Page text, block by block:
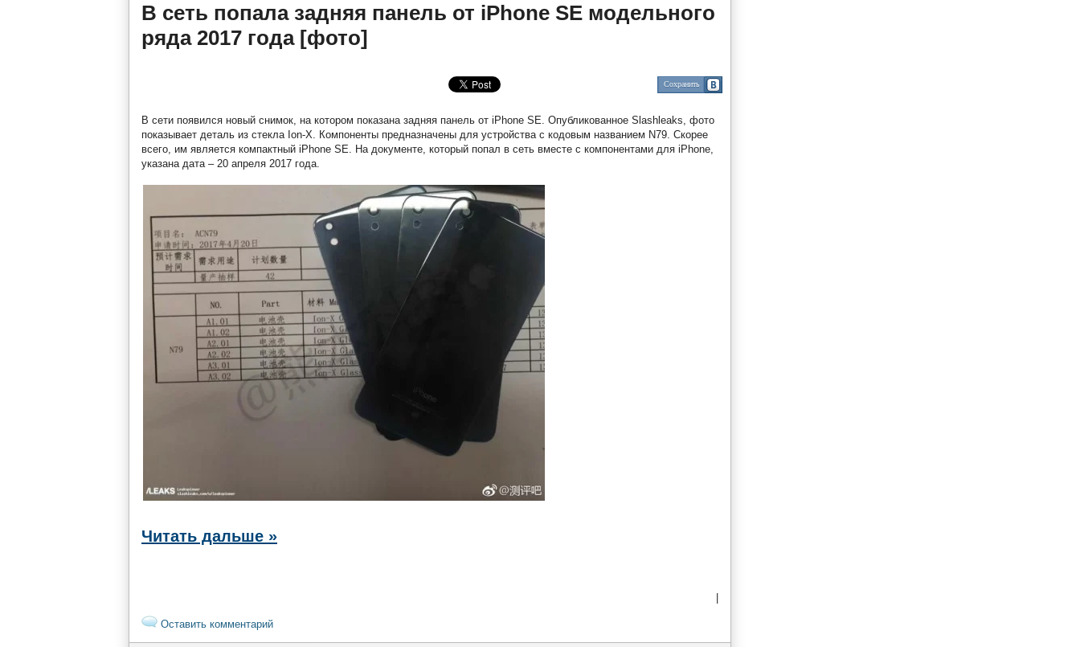
В сеть попала задняя панель от iPhone SE модельного
ряда 2017 года [фото]
Сохранить
В сети появился новый снимок, на котором показана задняя панель от iPhone SE. Опубликованное Slashleaks, фото
показывает деталь из стекла Ion-X. Компоненты предназначены для устройства с кодовым названием N79. Скорее
всего, им является компактный iPhone SE. На документе, который попал в сеть вместе с компонентами для iPhone,
указана дата – 20 апреля 2017 года.
Читать дальше »
Оставить комментарий